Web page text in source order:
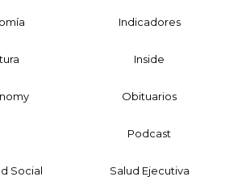
Indicadores
Inside
Obituarios
Podcast
Social Salud Ejecutiva